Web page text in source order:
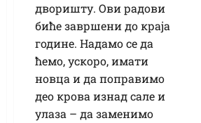
дворишту. Ови радови
биће завршени до краја
године. Надамо се да
ћемо, ускоро, имати
новца и да поправимо
део крова изнад сале и
улаза – да заменимо